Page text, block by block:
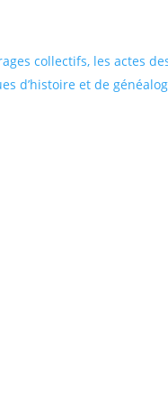
collectifs, les actes
d’histoire et de